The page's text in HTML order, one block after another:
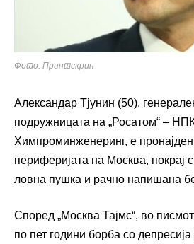
Фото: Принтскрин
Александар Тјунин (50),
подружницата на „Росатом“ –
Химпроминженеринг, е
периферијата на Москва, покрај
ловна пушка и рачно напишана
Според „Москва Тајмс“, во
по пет години борба со